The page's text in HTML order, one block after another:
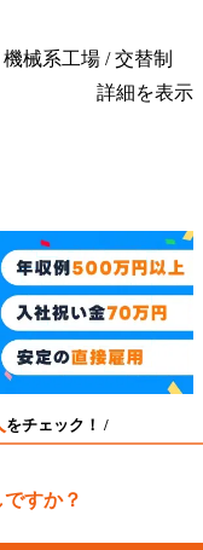
械系工場 / 交替制
詳細を表示
をチェック！ /
すか？